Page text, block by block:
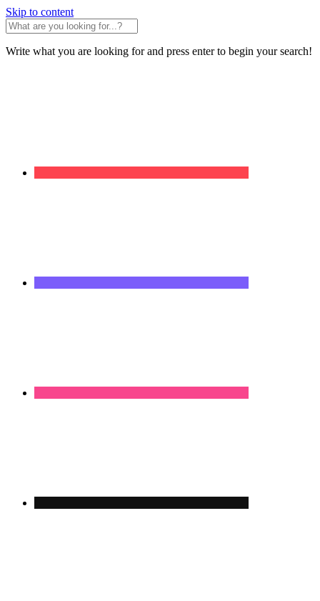
Skip to content
Write what you are looking for and press enter to begin your search!